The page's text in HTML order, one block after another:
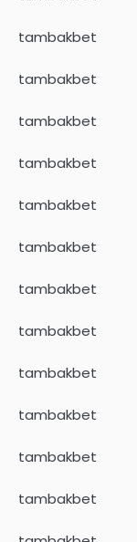
tambakbet
tambakbet
tambakbet
tambakbet
tambakbet
tambakbet
tambakbet
tambakbet
tambakbet
tambakbet
tambakbet
tambakbet